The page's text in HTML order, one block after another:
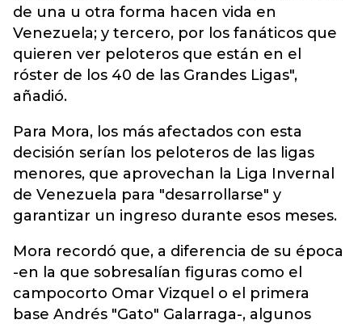
de una u otra forma hacen vida en
Venezuela; y tercero, por los fanáticos que
quieren ver peloteros que están en el
róster de los 40 de las Grandes Ligas",
añadió.
Para Mora, los más afectados con esta
decisión serían los peloteros de las ligas
menores, que aprovechan la Liga Invernal
de Venezuela para "desarrollarse" y
garantizar un ingreso durante esos meses.
Mora recordó que, a diferencia de su época
-en la que sobresalían figuras como el
campocorto Omar Vizquel o el primera
base Andrés "Gato" Galarraga-, algunos